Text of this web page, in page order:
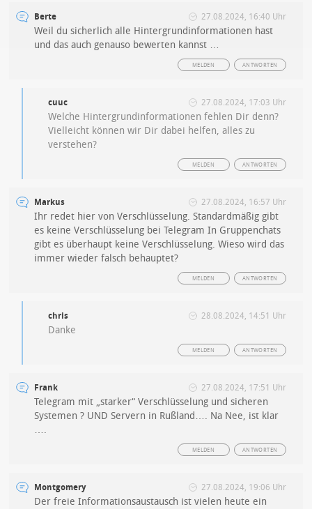
Berte 27.08.2024, 16:40 Uhr
Weil du sicherlich alle Hintergrundinformationen hast
und das auch genauso bewerten kannst …
ANTWORTEN
MELDEN
cuuc 27.08.2024, 17:03 Uhr
Welche Hintergrundinformationen fehlen Dir denn?
Vielleicht können wir Dir dabei helfen, alles zu
verstehen?
ANTWORTEN
MELDEN
Markus 27.08.2024, 16:57 Uhr
Ihr redet hier von Verschlüsselung. Standardmäßig gibt
es keine Verschlüsselung bei Telegram In Gruppenchats
gibt es überhaupt keine Verschlüsselung. Wieso wird das
immer wieder falsch behauptet?
ANTWORTEN
MELDEN
chris 28.08.2024, 14:51 Uhr
Danke
ANTWORTEN
MELDEN
Frank 27.08.2024, 17:51 Uhr
Telegram mit „starker“ Verschlüsselung und sicheren
Systemen ? UND Servern in Rußland…. Na Nee, ist klar
….
ANTWORTEN
MELDEN
Montgomery 27.08.2024, 19:06 Uhr
Der freie Informationsaustausch ist vielen heute ein